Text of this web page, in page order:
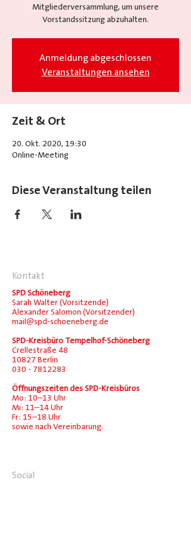
Mitgliederversammlung, um unsere
Vorstandssitzung abzuhalten.
Anmeldung abgeschlossen
Veranstaltungen ansehen
Zeit & Ort
20. Okt. 2020, 19:30
Online-Meeting
Diese Veranstaltung teilen
Kontakt
SPD Schöneberg
Sarah Walter (Vorsitzende)
Alexander Salomon (Vorsitzender)
mail@spd-schoeneberg.de
SPD-Kreisbüro Tempelhof-Schöneberg
Crellestraße 48
10827 Berlin
030 - 7812283
Öffnungszeiten des SPD-Kreisbüros
Mo: 10–13 Uhr
Mi: 11–14 Uhr
Fr: 15–18 Uhr
sowie nach Vereinbarung.
Social